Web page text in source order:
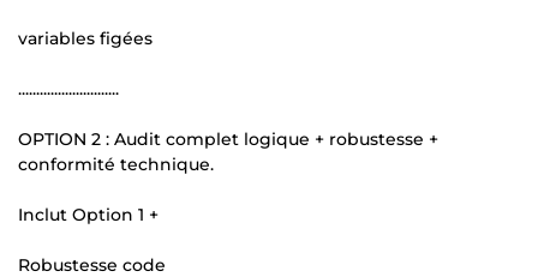
variables figées
............................
OPTION 2 : Audit complet logique + robustesse +
conformité technique.
Inclut Option 1 +
Robustesse code